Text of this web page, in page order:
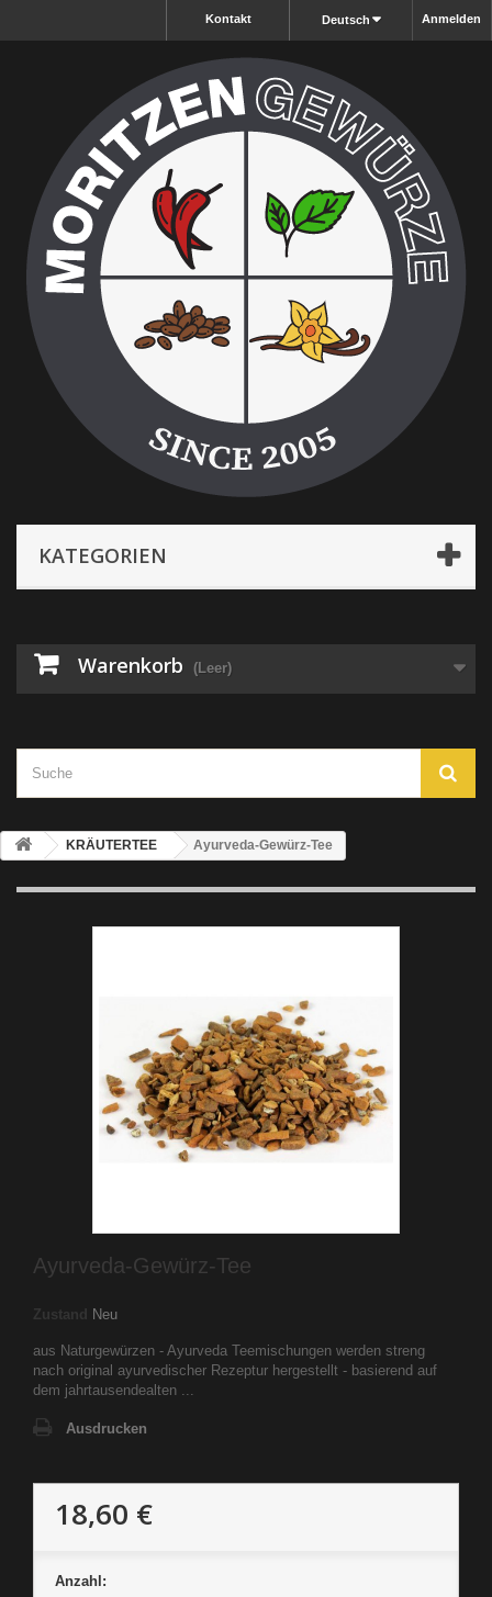
Anmelden
Deutsch
Kontakt
KATEGORIEN
Warenkorb (Leer)
KRÄUTERTEE Ayurveda-Gewürz-Tee
Ayurveda-Gewürz-Tee
Zustand Neu
aus Naturgewürzen - Ayurveda Teemischungen werden streng
nach original ayurvedischer Rezeptur hergestellt - basierend auf
dem jahrtausendealten ...
Ausdrucken
18,60 €
Anzahl: